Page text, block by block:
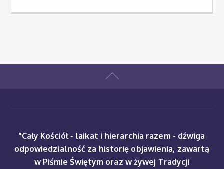
"Cały Kościół - laikat i hierarchia razem - dźwiga
odpowiedzialność za historię objawienia, zawartą
w Piśmie Świętym oraz w żywej Tradycji